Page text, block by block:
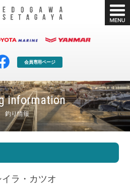
会員専用ページ
information
釣り情報
ボート販売
シースタイル
ラ・カツオ